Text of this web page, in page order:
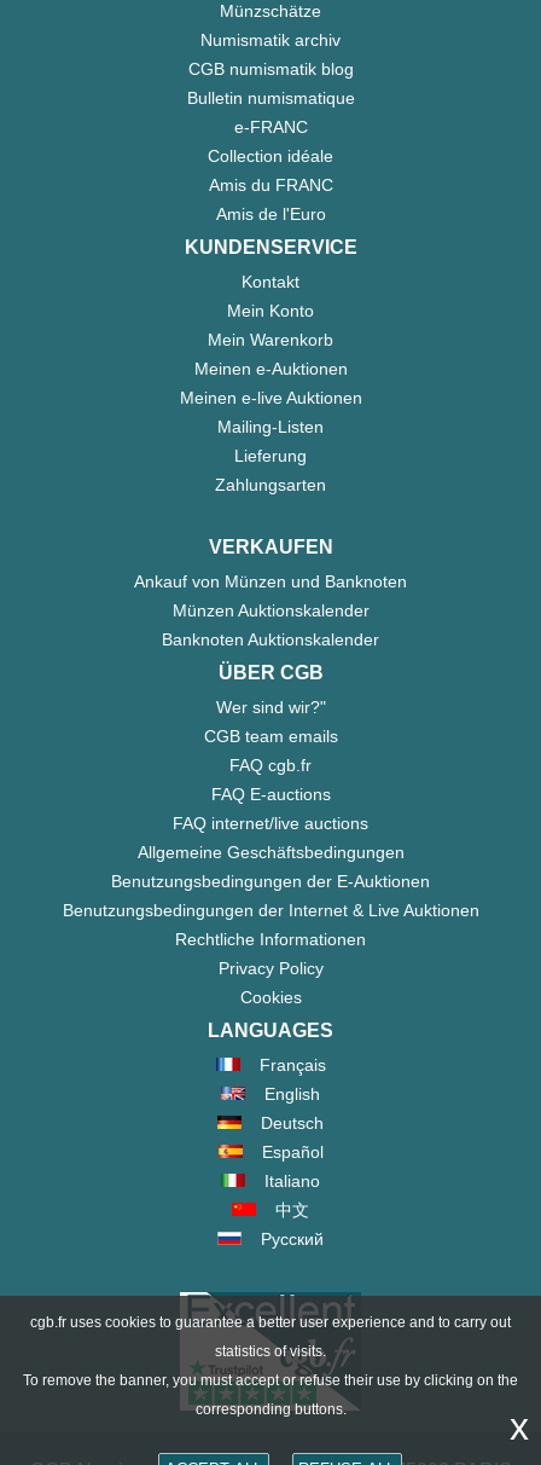
Münzschätze
Numismatik archiv
CGB numismatik blog
Bulletin numismatique
e-FRANC
Collection idéale
Amis du FRANC
Amis de l'Euro
KUNDENSERVICE
Kontakt
Mein Konto
Mein Warenkorb
Meinen e-Auktionen
Meinen e-live Auktionen
Mailing-Listen
Lieferung
Zahlungsarten
VERKAUFEN
Ankauf von Münzen und Banknoten
Münzen Auktionskalender
Banknoten Auktionskalender
ÜBER CGB
Wer sind wir?"
CGB team emails
FAQ cgb.fr
FAQ E-auctions
FAQ internet/live auctions
Allgemeine Geschäftsbedingungen
Benutzungsbedingungen der E-Auktionen
Benutzungsbedingungen der Internet & Live Auktionen
Rechtliche Informationen
Privacy Policy
Cookies
LANGUAGES
Français
English
Deutsch
Español
Italiano
中文
Русский
cgb.fr uses cookies to guarantee a better user experience and to carry out
statistics of visits.
To remove the banner, you must accept or refuse their use by clicking on the
corresponding buttons.
x